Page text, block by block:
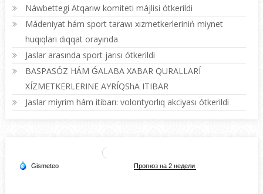
Náwbettegi Atqarıw komiteti májlisi ótkerildi
Mádeniyat hám sport tarawı xızmetkerleriniń miynet
huqıqları dıqqat orayında
Jaslar arasında sport jarısı ótkerildi
BASPASÓZ HÁM ǴALABA XABAR QURALLARÍ
XÍZMETKERLERINE AYRÍQShA ITIBAR
Jaslar miyrim hám itibarı: volontyorlıq akciyası ótkerildi